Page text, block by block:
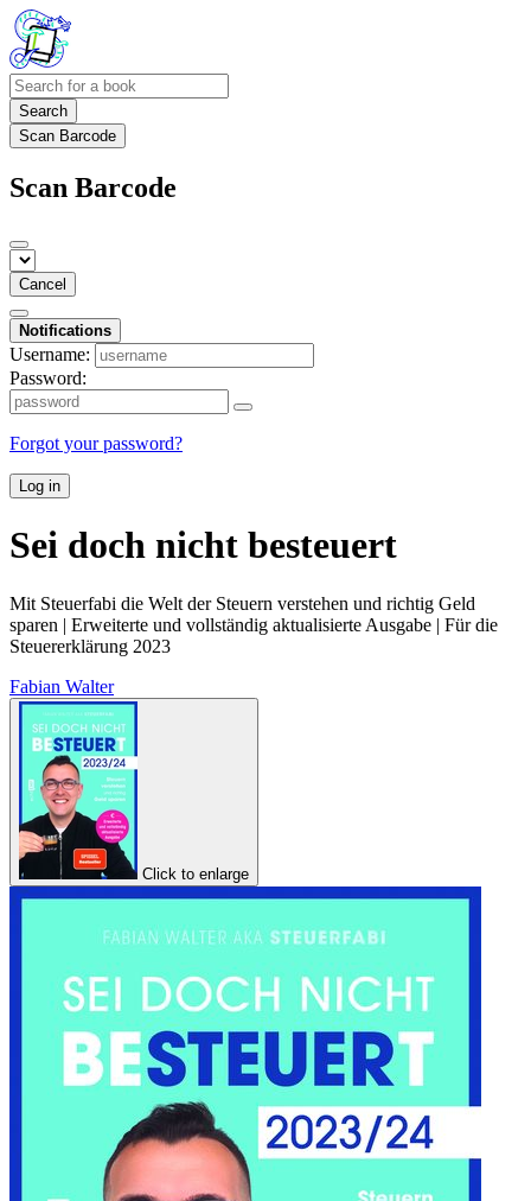
Search
Scan Barcode
Scan Barcode
Cancel
Notifications
Username:
Password:
Forgot your password?
Log in
Sei doch nicht besteuert
Mit Steuerfabi die Welt der Steuern verstehen und richtig Geld
sparen | Erweiterte und vollständig aktualisierte Ausgabe | Für die
Steuererklärung 2023
Fabian Walter
Click to enlarge